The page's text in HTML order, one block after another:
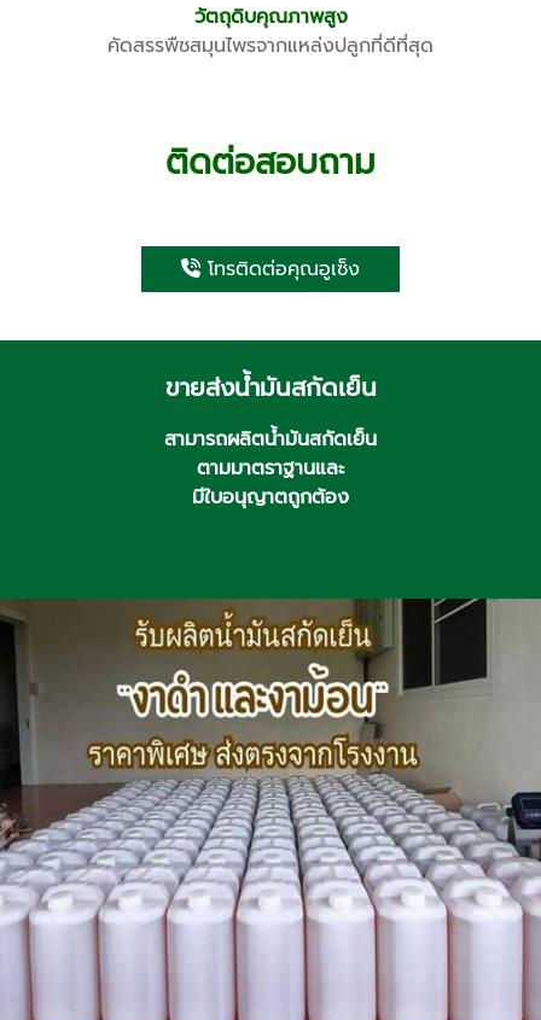
วัตถุดิบคุณภาพสูง
คัดสรรพืชสมุนไพรจากแหล่งปลูกที่ดีที่สุด
ติดต่อสอบถาม
โทรติดต่อคุณอูเซ็ง
ขายส่งน้ำมันสกัดเย็น
สามารถผลิตน้ำมันสกัดเย็น
ตามมาตราฐานและ
มีใบอนุญาตถูกต้อง